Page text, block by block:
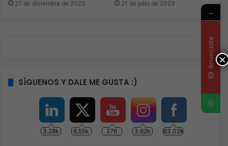
27 de diciembre de 2023 21 de julio de 2023
SÍGUENOS Y DALE ME GUSTA :)
3.28k 6.55k 276 3.62k 63.02k
×
→
Anunciate